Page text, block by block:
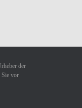
der
Sie vor